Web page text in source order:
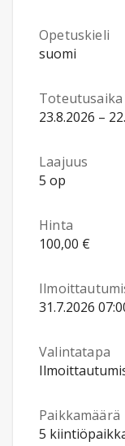
Opetuskieli
suomi
Toteutusaika
23.8.2026 –
Laajuus
5 op
Hinta
100,00 €
31.7.2026
Valintatapa
Paikkamäärä
5